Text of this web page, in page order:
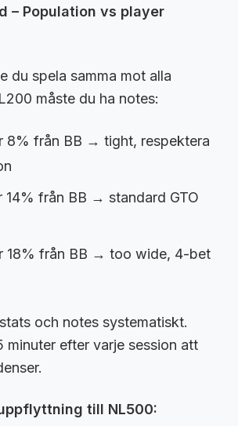
– Population vs player
du spela samma mot alla
måste du ha notes:
8% från BB → tight, respektera
14% från BB → standard GTO
18% från BB → too wide, 4-bet
och notes systematiskt.
minuter efter varje session att
till NL500: